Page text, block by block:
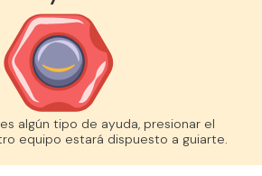
algún tipo de ayuda, presionar el
equipo estará dispuesto a guiarte.